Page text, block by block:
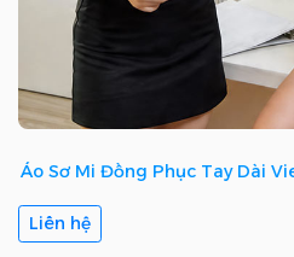
Áo Sơ Mi Đồng Phục Tay Dài
Liên hệ